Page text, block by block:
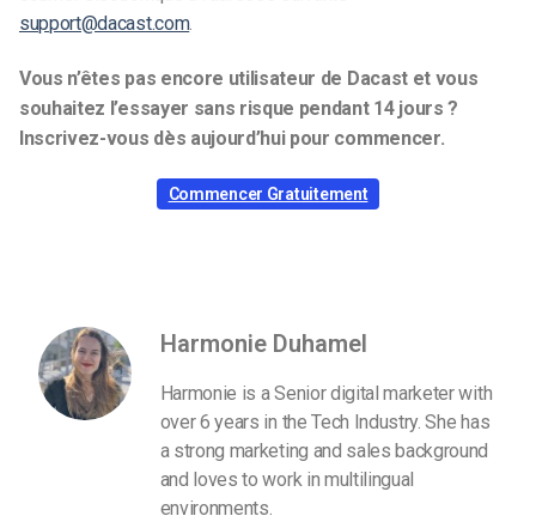
support@dacast.com.
Vous n’êtes pas encore utilisateur de Dacast et vous
souhaitez l’essayer sans risque pendant 14 jours ?
Inscrivez-vous dès aujourd’hui pour commencer.
Commencer Gratuitement
Harmonie Duhamel
Harmonie is a Senior digital marketer with
over 6 years in the Tech Industry. She has
a strong marketing and sales background
and loves to work in multilingual
environments.